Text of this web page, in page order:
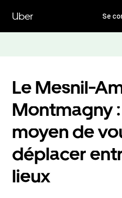
contenu
principal
Uber Se
Le Mesnil-
Montmagny
moyen de
déplacer
lieux